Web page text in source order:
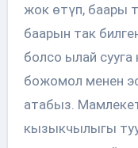
жок өтүп, баары
баарын так
болсо ылай
божомол менен
атабыз.
кызыкчылыгы